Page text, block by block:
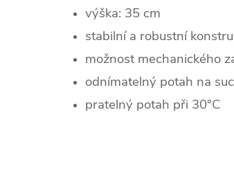
výška: 35 cm
stabilní a robustní
možnost mechanického
odnímatelný potah na
pratelný potah při 30°C